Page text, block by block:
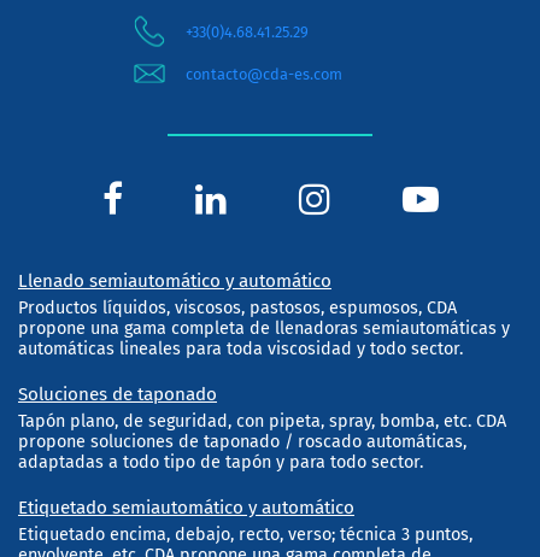
+33(0)4.68.41.25.29
contacto@cda-es.com
Llenado semiautomático y automático
Productos líquidos, viscosos, pastosos, espumosos, CDA
propone una gama completa de llenadoras semiautomáticas y
automáticas lineales para toda viscosidad y todo sector.
Soluciones de taponado
Tapón plano, de seguridad, con pipeta, spray, bomba, etc. CDA
propone soluciones de taponado / roscado automáticas,
adaptadas a todo tipo de tapón y para todo sector.
Etiquetado semiautomático y automático
Etiquetado encima, debajo, recto, verso; técnica 3 puntos,